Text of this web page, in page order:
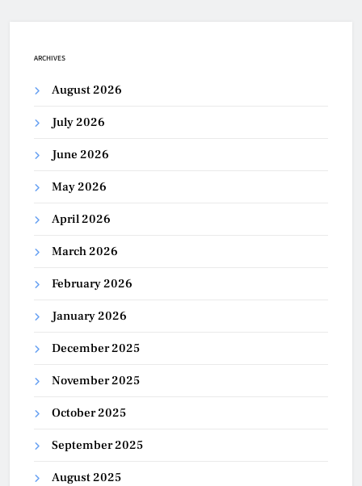
ARCHIVES
August 2026
July 2026
June 2026
May 2026
April 2026
March 2026
February 2026
January 2026
December 2025
November 2025
October 2025
September 2025
August 2025